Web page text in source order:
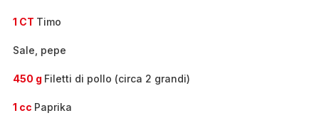
1 CT Timo
Sale, pepe
450 g Filetti di pollo (circa 2 grandi)
1 cc Paprika